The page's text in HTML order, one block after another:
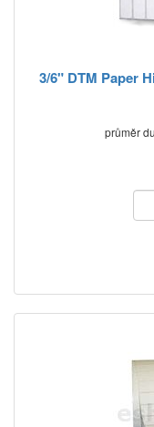
3/6" DTM Paper
průměr